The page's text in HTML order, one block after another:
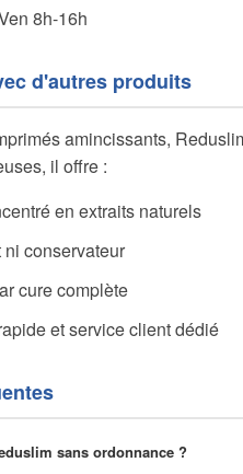
8h-16h
d'autres produits
amincissants,
il offre :
en extraits naturels
conservateur
cure complète
et service client dédié
sans ordonnance ?